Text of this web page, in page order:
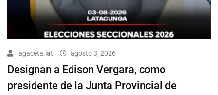
lagaceta.lat agosto 3, 2026
Designan a Edison Vergara, como
presidente de la Junta Provincial de